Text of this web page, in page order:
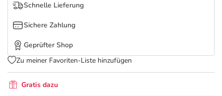
Gratis dazu
Schnelle Lieferung
Sichere Zahlung
Geprüfter Shop
Zu meiner Favoriten-Liste hinzufügen